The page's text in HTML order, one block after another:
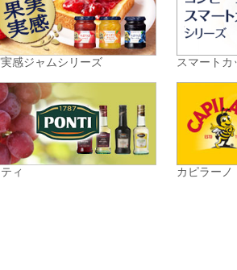
感ジャムシリーズ スマートカ
ィ カピラーノ